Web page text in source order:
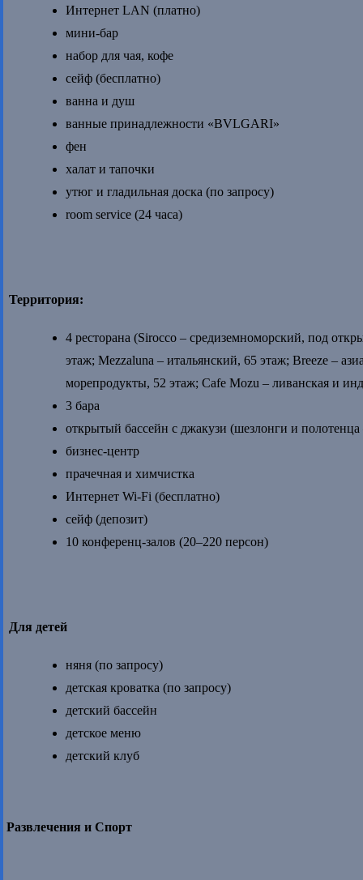
Интернет LAN (платно)
мини-бар
набор для чая, кофе
сейф (бесплатно)
ванна и душ
ванные принадлежности «BVLGARI»
фен
халат и тапочки
утюг и гладильная доска (по запросу)
room service (24 часа)
Территория:
4 ресторана (Sirocco – средиземноморский, под
этаж; Mezzaluna – итальянский, 65 этаж; Breeze –
морепродукты, 52 этаж; Cafe Mozu – ливанская и
3 бара
открытый бассейн c джакузи (шезлонги и полотенца
бизнес-центр
прачечная и химчистка
Интернет Wi-Fi (бесплатно)
сейф (депозит)
10 конференц-залов (20–220 персон)
Для детей
няня (по запросу)
детская кроватка (по запросу)
детский бассейн
детское меню
детский клуб
Развлечения и Спорт